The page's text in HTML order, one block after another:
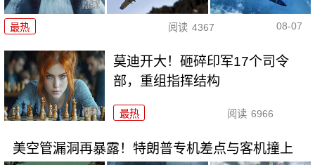
最热 阅读 4367 08-07
莫迪开大！砸碎印军17个司令
部，重组指挥结构
最热 阅读 6966
美空管漏洞再暴露！特朗普专机差点与客机撞上